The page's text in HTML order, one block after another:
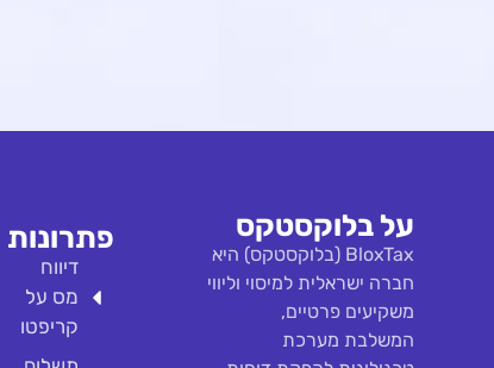
על בלוקסטקס
BloxTax (בלוקסטקס) היא
חברה ישראלית למיסוי וליווי
משקיעים פרטיים,
המשלבת מערכת
פתרונות
דיווח
מס על
קריפטו